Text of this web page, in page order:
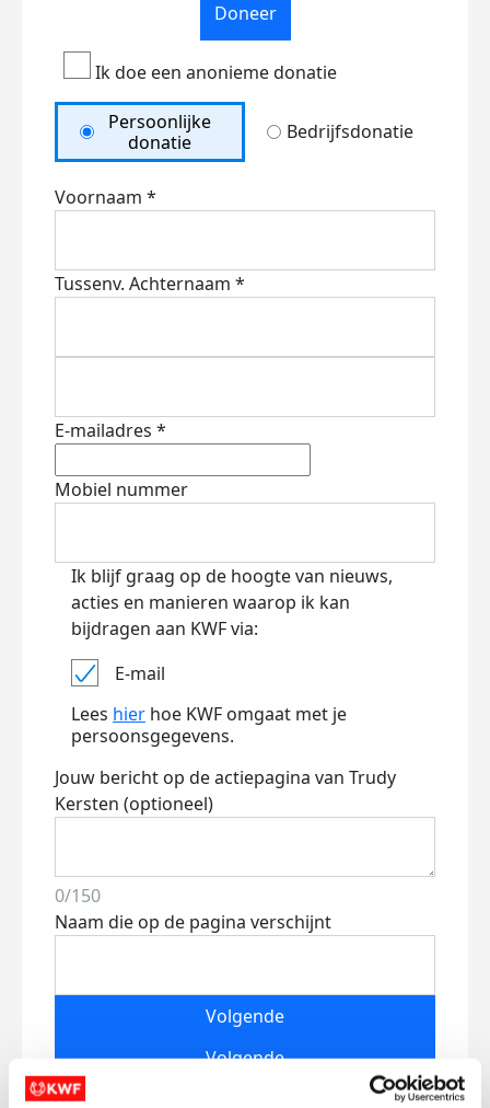
Doneer
Ik doe een anonieme donatie
Persoonlijke
donatie
Bedrijfsdonatie
Voornaam *
Tussenv. Achternaam *
E-mailadres *
Mobiel nummer
Ik blijf graag op de hoogte van nieuws,
acties en manieren waarop ik kan
bijdragen aan KWF via:
E-mail
Lees hier hoe KWF omgaat met je
persoonsgegevens.
Jouw bericht op de actiepagina van Trudy
Kersten (optioneel)
0/150
Naam die op de pagina verschijnt
Volgende
Volgende